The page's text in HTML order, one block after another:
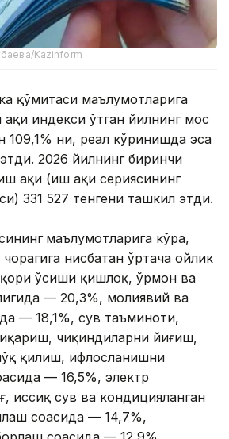
Kazinform
қўмитаси маълумотларига
индекси ўтган йилнинг мос
109,1% ни, реал кўринишда эса
2026 йилнинг биринчи
ҳақи (иш ҳақи сериясининг
331 527 тенгени ташкил этди.
маълумотларига кўра,
нисбатан ўртача ойлик
ўсиши қишлоқ, ўрмон ва
— 20,3%, молиявий ва
— 18,1%, сув таъминоти,
чиқиндиларни йиғиш,
қилиш, ифлосланишни
— 16,5%, электр
иссиқ сув ва кондицияланган
соҳасида — 14,7%,